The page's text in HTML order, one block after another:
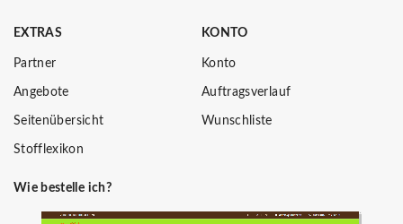
EXTRAS
Partner
Angebote
Seitenübersicht
Stofflexikon
KONTO
Konto
Auftragsverlauf
Wunschliste
Wie bestelle ich?